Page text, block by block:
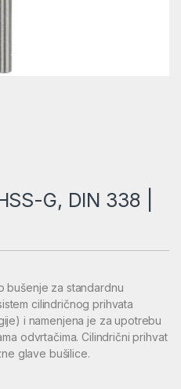
G, DIN 338 |
bušenje za standardnu
cilindričnog prihvata
i namenjena je za upotrebu
odvrtačima. Cilindrični prihvat
glave bušilice.